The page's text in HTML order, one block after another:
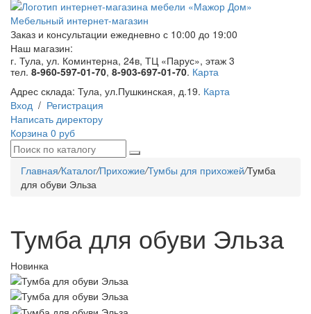
Мебельный интернет-магазин
Заказ и консультации ежедневно с 10:00 до 19:00
Наш магазин:
г. Тула, ул. Коминтерна, 24в, ТЦ «Парус», этаж 3
тел. 8-960-597-01-70, 8-903-697-01-70. Карта
Адрес склада: Тула, ул.Пушкинская, д.19. Карта
Вход / Регистрация
Написать директору
Корзина 0 руб
Главная/Каталог/Прихожие/Тумбы для прихожей/Тумба
для обуви Эльза
Тумба для обуви Эльза
Новинка